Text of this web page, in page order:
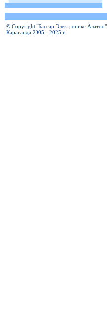
© Copyright "Бассар Электроникс Алатоо"
Караганда 2005 - 2025 г.